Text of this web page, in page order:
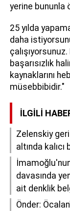
yerine bununla
25 yılda
daha
başarısızlık
kaynaklarını
müsebbibidir."
İLGILI
Zelenskiy
altında
davasında
ait denklik
Önder: